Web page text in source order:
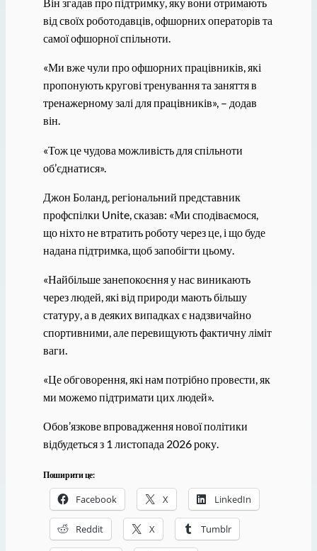
від своїх роботодавців, офшорних операторів та
самої офшорної спільноти.
«Ми вже чули про офшорних працівників, які
пропонують кругові тренування та заняття в
тренажерному залі для працівників», – додав
він.
«Тож це чудова можливість для спільноти
об’єднатися».
Джон Боланд, регіональний представник
профспілки Unite, сказав: «Ми сподіваємося,
що ніхто не втратить роботу через це, і що буде
надана підтримка, щоб запобігти цьому.
«Найбільше занепокоєння у нас виникають
через людей, які від природи мають більшу
статуру, а в деяких випадках є надзвичайно
спортивними, але перевищують фактичну ліміт
ваги.
«Це обговорення, які нам потрібно провести, як
ми можемо підтримати цих людей».
Обов’язкове впровадження нової політики
відбудеться з 1 листопада 2026 року.
Поширити це:
Facebook X LinkedIn
Reddit X Tumblr